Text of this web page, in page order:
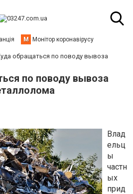
М Монітор коронавірусу
обращаться по поводу вывоза
по поводу вывоза
Влад
ельц
ы
частн
ых
прид